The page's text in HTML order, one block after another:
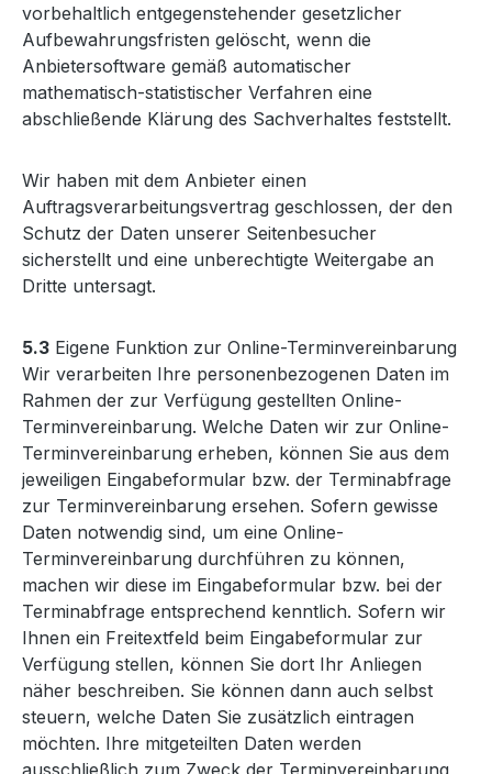
vorbehaltlich entgegenstehender gesetzlicher
Aufbewahrungsfristen gelöscht, wenn die
Anbietersoftware gemäß automatischer
mathematisch-statistischer Verfahren eine
abschließende Klärung des Sachverhaltes feststellt.
Wir haben mit dem Anbieter einen
Auftragsverarbeitungsvertrag geschlossen, der den
Schutz der Daten unserer Seitenbesucher
sicherstellt und eine unberechtigte Weitergabe an
Dritte untersagt.
5.3 Eigene Funktion zur Online-Terminvereinbarung
Wir verarbeiten Ihre personenbezogenen Daten im
Rahmen der zur Verfügung gestellten Online-
Terminvereinbarung. Welche Daten wir zur Online-
Terminvereinbarung erheben, können Sie aus dem
jeweiligen Eingabeformular bzw. der Terminabfrage
zur Terminvereinbarung ersehen. Sofern gewisse
Daten notwendig sind, um eine Online-
Terminvereinbarung durchführen zu können,
machen wir diese im Eingabeformular bzw. bei der
Terminabfrage entsprechend kenntlich. Sofern wir
Ihnen ein Freitextfeld beim Eingabeformular zur
Verfügung stellen, können Sie dort Ihr Anliegen
näher beschreiben. Sie können dann auch selbst
steuern, welche Daten Sie zusätzlich eintragen
möchten. Ihre mitgeteilten Daten werden
ausschließlich zum Zweck der Terminvereinbarung